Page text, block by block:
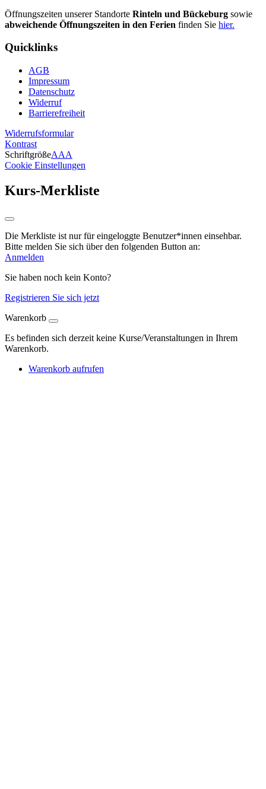
Öffnungszeiten unserer Standorte Rinteln und Bückeburg sowie
abweichende Öffnungszeiten in den Ferien finden Sie hier.
Quicklinks
AGB
Impressum
Datenschutz
Widerruf
Barrierefreiheit
Widerrufsformular
Kontrast
SchriftgrößeAAA
Cookie Einstellungen
Kurs-Merkliste
Die Merkliste ist nur für eingeloggte Benutzer*innen einsehbar.
Bitte melden Sie sich über den folgenden Button an:
Anmelden
Sie haben noch kein Konto?
Registrieren Sie sich jetzt
Warenkorb
Es befinden sich derzeit keine Kurse/Veranstaltungen in Ihrem
Warenkorb.
Warenkorb aufrufen